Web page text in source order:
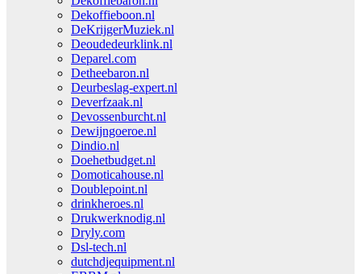
Dekoffieboon.nl
DeKrijgerMuziek.nl
Deoudedeurklink.nl
Deparel.com
Detheebaron.nl
Deurbeslag-expert.nl
Deverfzaak.nl
Devossenburcht.nl
Dewijngoeroe.nl
Dindio.nl
Doehetbudget.nl
Domoticahouse.nl
Doublepoint.nl
drinkheroes.nl
Drukwerknodig.nl
Dryly.com
Dsl-tech.nl
dutchdjequipment.nl